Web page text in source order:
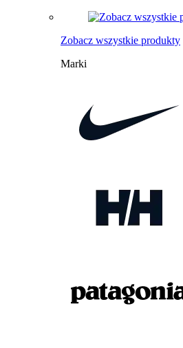
Zobacz wszystkie produkty
Marki